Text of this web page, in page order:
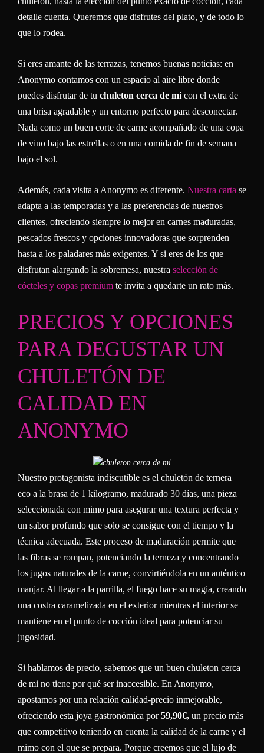
detalle cuenta. Queremos que disfrutes del plato, y de todo lo
que lo rodea.
Si eres amante de las terrazas, tenemos buenas noticias: en
Anonymo contamos con un espacio al aire libre donde
puedes disfrutar de tu chuleton cerca de mi con el extra de
una brisa agradable y un entorno perfecto para desconectar.
Nada como un buen corte de carne acompañado de una copa
de vino bajo las estrellas o en una comida de fin de semana
bajo el sol.
Además, cada visita a Anonymo es diferente. Nuestra carta se
adapta a las temporadas y a las preferencias de nuestros
clientes, ofreciendo siempre lo mejor en carnes maduradas,
pescados frescos y opciones innovadoras que sorprenden
hasta a los paladares más exigentes. Y si eres de los que
disfrutan alargando la sobremesa, nuestra selección de
cócteles y copas premium te invita a quedarte un rato más.
PRECIOS Y OPCIONES
PARA DEGUSTAR UN
CHULETÓN DE
CALIDAD EN
ANONYMO
Nuestro protagonista indiscutible es el chuletón de ternera
eco a la brasa de 1 kilogramo, madurado 30 días, una pieza
seleccionada con mimo para asegurar una textura perfecta y
un sabor profundo que solo se consigue con el tiempo y la
técnica adecuada. Este proceso de maduración permite que
las fibras se rompan, potenciando la terneza y concentrando
los jugos naturales de la carne, convirtiéndola en un auténtico
manjar. Al llegar a la parrilla, el fuego hace su magia, creando
una costra caramelizada en el exterior mientras el interior se
mantiene en el punto de cocción ideal para potenciar su
jugosidad.
Si hablamos de precio, sabemos que un buen chuleton cerca
de mi no tiene por qué ser inaccesible. En Anonymo,
apostamos por una relación calidad-precio inmejorable,
ofreciendo esta joya gastronómica por59,90€, un precio más
que competitivo teniendo en cuenta la calidad de la carne y el
mimo con el que se prepara. Porque creemos que el lujo de